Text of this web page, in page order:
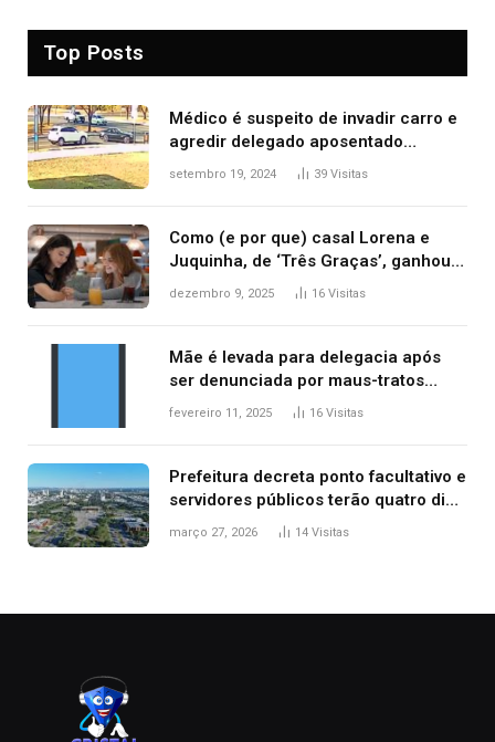
Top Posts
Médico é suspeito de invadir carro e
agredir delegado aposentado
durante confusão no trânsito
setembro 19, 2024 39 Visitas
Como (e por que) casal Lorena e
Juquinha, de ‘Três Graças’, ganhou
repercussão internacional
dezembro 9, 2025 16 Visitas
Mãe é levada para delegacia após
ser denunciada por maus-tratos
contra dois filhos, diz polícia
fevereiro 11, 2025 16 Visitas
Prefeitura decreta ponto facultativo e
servidores públicos terão quatro dias
de folga na Semana Santa
março 27, 2026 14 Visitas